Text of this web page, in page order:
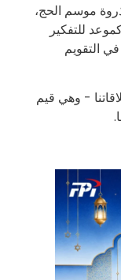
موسم الحج،
للتفكير
التقويم
- وهي قيم